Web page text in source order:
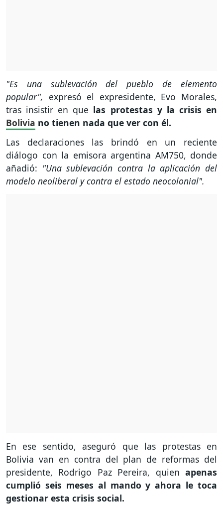
"Es una sublevación del pueblo de elemento
popular", expresó el expresidente, Evo Morales,
tras insistir en que las protestas y la crisis en
Bolivia no tienen nada que ver con él.
Las declaraciones las brindó en un reciente
diálogo con la emisora argentina AM750, donde
añadió: "Una sublevación contra la aplicación del
modelo neoliberal y contra el estado neocolonial".
En ese sentido, aseguró que las protestas en
Bolivia van en contra del plan de reformas del
presidente, Rodrigo Paz Pereira, quien apenas
cumplió seis meses al mando y ahora le toca
gestionar esta crisis social.